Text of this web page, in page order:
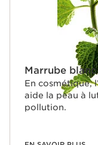
Marrube blanc
En cosmétique,
aide la peau à
pollution.